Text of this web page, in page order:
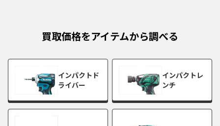
買取価格をアイテムから調べる
インパクトド
ライバー
インパクトレ
ンチ